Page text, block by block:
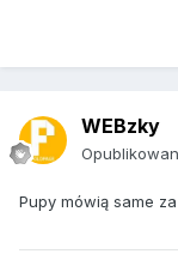
WEBzky
Pupy mówią same